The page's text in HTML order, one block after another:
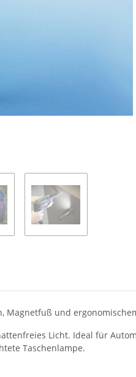
Magnetfuß und
Licht. Ideal für
Taschenlampe.